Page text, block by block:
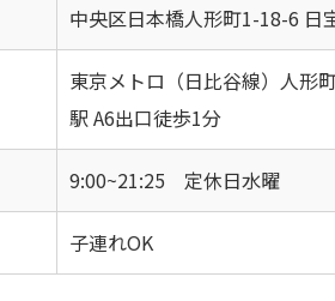
中央区日本橋人形町1-18-6 日
東京メトロ（日比谷線）人形
駅 A6出口徒歩1分
9:00~21:25 定休日水曜
子連れOK